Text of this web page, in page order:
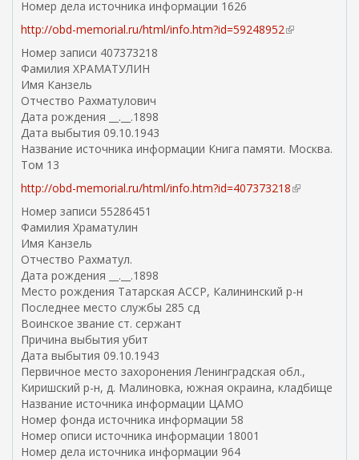
Номер дела источника информации 1626
http://obd-memorial.ru/html/info.htm?id=59248952(
я
с
ы
Номер записи 407373218
Фамилия ХРАМАТУЛИН
Имя Канзель
Отчество Рахматулович
Дата рождения __.__.1898
Дата выбытия 09.10.1943
Название источника информации Книга памяти. Москва.
Том 13
http://obd-memorial.ru/html/info.htm?id=407373218(
я
л
к
а
Номер записи 55286451
Фамилия Храматулин
Имя Канзель
Отчество Рахматул.
Дата рождения __.__.1898
Место рождения Татарская АССР, Калининский р-н
Последнее место службы 285 сд
Воинское звание ст. сержант
Причина выбытия убит
Дата выбытия 09.10.1943
Первичное место захоронения Ленинградская обл.,
Киришский р-н, д. Малиновка, южная окраина, кладбище
Название источника информации ЦАМО
Номер фонда источника информации 58
Номер описи источника информации 18001
Номер дела источника информации 964